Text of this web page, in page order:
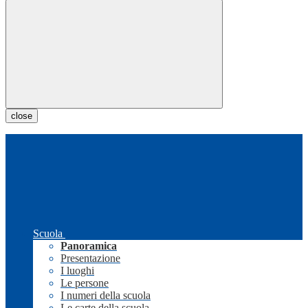
close
Scuola
Panoramica
Presentazione
I luoghi
Le persone
I numeri della scuola